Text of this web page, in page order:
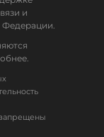
и
Федерации.